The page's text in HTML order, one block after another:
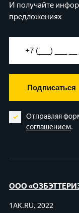
И получайте
предложениях
Подписаться
Отправляя
соглашением.
ООО
1AK.RU, 2022